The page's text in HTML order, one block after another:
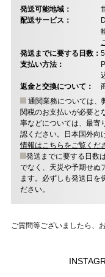
発送可能地域：
配送サービス：
発送までに要する日数：
支払い方法：
返金と交換について：
通関業務については、
関税のお支払いが必要と
率などについては、最寄
認ください。日本国外向
情報はこちらをご覧くだ
発送までに要する日数
でなく、天災や予期せぬ
ます。必ずしも発送日を
ださい。
ご質問等ございましたら、